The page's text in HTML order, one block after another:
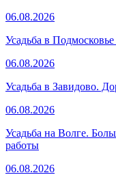
06.08.2026
Усадьба в
06.08.2026
Усадьба в Завидово.
06.08.2026
Усадьба на Волге.
работы
06.08.2026